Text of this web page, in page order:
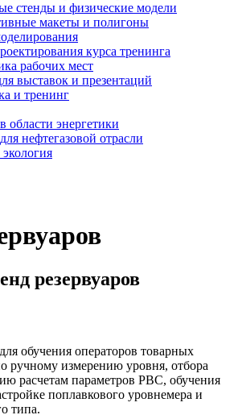
стенды и физические модели
макеты и полигоны
курса тренинга
рабочих мест
выставок и презентаций
и тренинг
области энергетики
нефтегазовой отрасли
резервуаров
обучения операторов товарных
ручному измерению уровня, отбора
расчетам параметров РВС, обучения
поплавкового уровнемера и
типа.